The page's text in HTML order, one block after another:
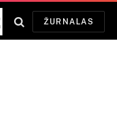
ŽURNALAS